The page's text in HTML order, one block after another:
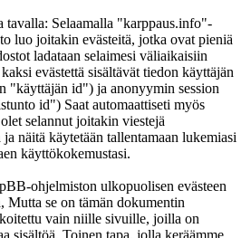
tavalla: Selaamalla "karppaus.info"-
luo joitakin evästeitä, jotka ovat pieniä
ladataan selaimesi väliaikaisiin
evästettä sisältävät tiedon käyttäjän
"käyttäjän id") ja anonyymin session
id") Saat automaattiseti myös
selannut joitakin viestejä
näitä käytetään tallentamaan lukemiasi
käyttökokemustasi.
ohjelmiston ulkopuolisen evästeen
se on tämän dokumentin
vain niille sivuille, joilla on